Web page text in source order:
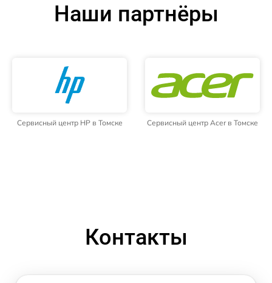
Наши партнёры
Сервисный центр HP в Томске Сервисный центр Acer в Томске
Контакты